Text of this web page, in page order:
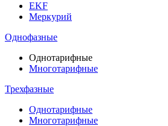
EKF
Меркурий
Однофазные
Однотарифные
Многотарифные
Трехфазные
Однотарифные
Многотарифные